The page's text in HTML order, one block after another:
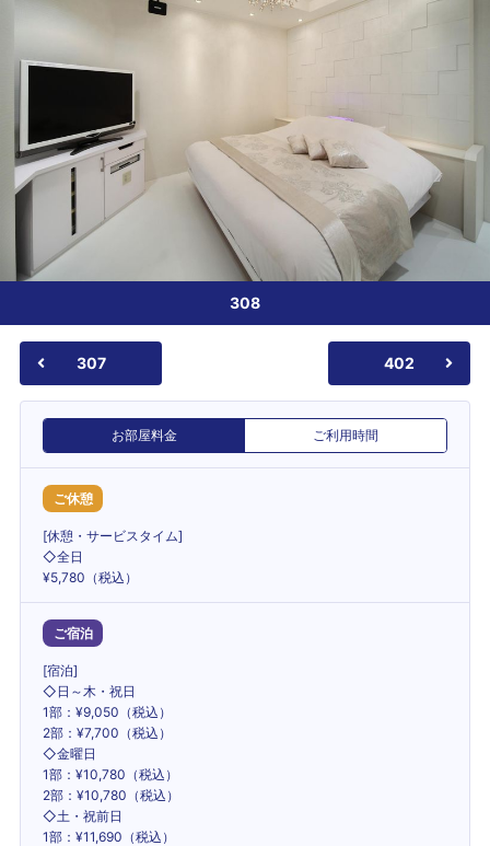
308
307 402
お部屋料金 ご利用時間
ご休憩
[休憩・サービスタイム]
◇全日
¥5,780（税込）
ご宿泊
[宿泊]
◇日～木・祝日
1部：¥9,050（税込）
2部：¥7,700（税込）
◇金曜日
1部：¥10,780（税込）
2部：¥10,780（税込）
◇土・祝前日
1部：¥11,690（税込）